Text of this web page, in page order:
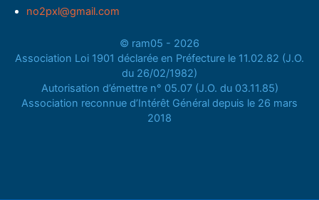
no2pxl@gmail.com
© ram05 - 2026
Association Loi 1901 déclarée en Préfecture le 11.02.82 (J.O.
du 26/02/1982)
Autorisation d’émettre n° 05.07 (J.O. du 03.11.85)
Association reconnue d’Intérêt Général depuis le 26 mars
2018